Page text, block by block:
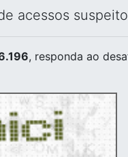
acessos
, responda ao